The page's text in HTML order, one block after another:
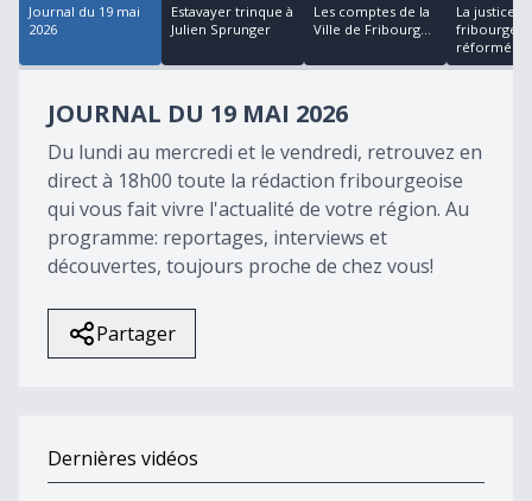
Journal du 19 mai
2026
Estavayer trinque à
Julien Sprunger
Les comptes de la
Ville de Fribourg...
La justice
réformée
JOURNAL DU 19 MAI 2026
Du lundi au mercredi et le vendredi, retrouvez en
direct à 18h00 toute la rédaction fribourgeoise
qui vous fait vivre l'actualité de votre région. Au
programme: reportages, interviews et
découvertes, toujours proche de chez vous!
Partager
Dernières vidéos